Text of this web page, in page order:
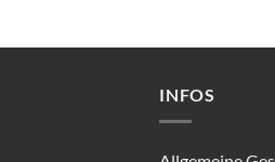
INFOS